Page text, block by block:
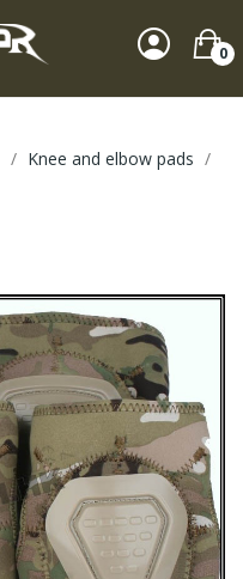
0
Knee and elbow pads